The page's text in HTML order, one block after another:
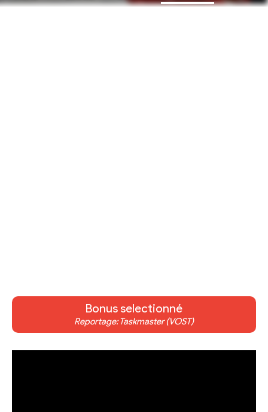
Bonus selectionné
Reportage: Taskmaster (VOST)